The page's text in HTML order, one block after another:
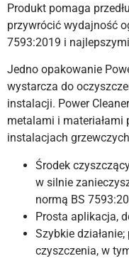
Produkt pomaga
przywrócić wydajność
7593:2019 i
Jedno opakowanie
wystarcza do
instalacji. Power
metalami i
instalacjach
Środek
w silnie
normą BS
Prosta aplikacja,
Szybkie
czyszczenia, w